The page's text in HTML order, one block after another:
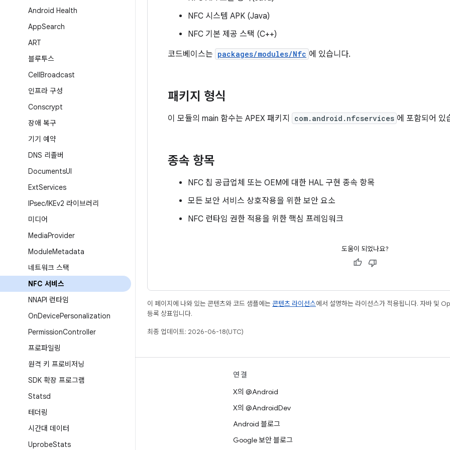
Android Health
AppSearch
ART
블루투스
CellBroadcast
인프라 구성
Conscrypt
장애 복구
기기 예약
DNS 리졸버
DocumentsUI
ExtServices
IPsec/IKEv2 라이브러리
미디어
MediaProvider
ModuleMetadata
네트워크 스택
NFC 서비스
NNAPI 런타임
OnDevicePersonalization
PermissionController
프로파일링
원격 키 프로비저닝
SDK 확장 프로그램
Statsd
테더링
시간대 데이터
UprobeStats
NFC 시스템 APK (Java)
NFC 기본 제공 스택 (C++)
코드베이스는 packages/modules/Nfc 에 있습니다.
패키지 형식
이 모듈의 main 함수는 APEX 패키지 com.android.nfcservices 에 포함되어 있
종속 항목
NFC 칩 공급업체 또는 OEM에 대한 HAL 구현 종속 항목
모든 보안 서비스 상호작용을 위한 보안 요소
NFC 런타임 권한 적용을 위한 핵심 프레임워크
도움이 되었나요?
이 페이지에 나와 있는 콘텐츠와 코드 샘플에는 콘텐츠 라이선스에서 설명하는 라이선스가 적용됩니다. 자바 및
등록 상표입니다.
최종 업데이트: 2026-06-18(UTC)
Android 저장소
요구사항
다운로드
바이너리 미리보기
연결
X의 @Android
X의 @AndroidDev
Android 블로그
Google 보안 블로그